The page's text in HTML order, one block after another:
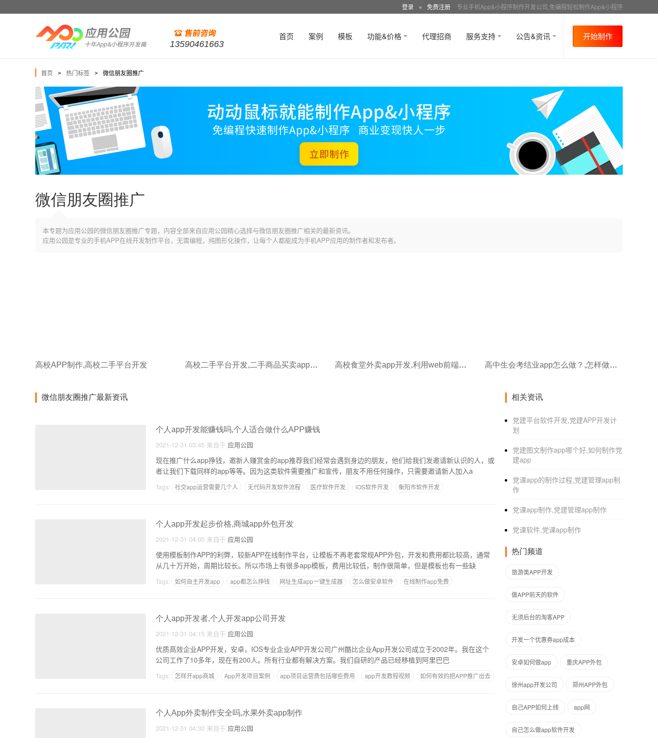
登录 ● 免费注册 专业手机App&小程序制作开发公司,免编程轻松制作App&小程序
13590461663
首页 案例 模板 功能&价格 代理招商 服务支持 公告&资讯 开始制作
首页 > 热门标签 > 微信朋友圈推广
微信朋友圈推广
本专题为应用公园的微信朋友圈推广专题，内容全部来自应用公园精心选择与微信朋友圈推广相关的最新资讯。
应用公园是专业的手机APP在线开发制作平台，无需编程，纯图形化操作，让每个人都能成为手机APP应用的制作者和发布者。
高校APP制作,高校二手平台开发 高校二手平台开发,二手商品买卖app开发难点 高校食堂外卖app开发,利用web前端开发外卖app的好处 高中生会考结业app怎么做？,怎样做一个app软件
微信朋友圈推广最新资讯
个人app开发能赚钱吗,个人适合做什么APP赚钱
2021-12-31 03:45 来自于 应用公园
现在推广什么app挣钱，邀新人赚赏金的app推荐我们经常会遇到身边的朋友，他们给我们发邀请新认识的人，或
者让我们下载同样的app等等。因为这类软件需要推广和宣传，朋友不用任何操作，只需要邀请新人加入a
Tags: 社交app运营需要几个人 无代码开发软件流程 医疗软件开发 iOS软件开发
衡阳市软件开发
个人app开发起步价格,商城app外包开发
2021-12-31 04:00 来自于 应用公园
使用模板制作APP的利弊，较新APP在线制作平台，让模板不再老套常规APP外包，开发和费用都比较高，通常
从几十万开始，周期比较长。所以市场上有很多app模板，费用比较低，制作很简单，但是模板也有一些缺
Tags: 如何自主开发app app都怎么挣钱 网址生成app一键生成器 怎么做安卓软件
在线制作app免费
个人app开发者,个人开发app公司开发
2021-12-31 04:15 来自于 应用公园
优质高效企业APP开发，安卓，IOS专业企业APP开发公司广州酷比企业App开发公司成立于2002年。我在这个
公司工作了10多年，现在有200人。所有行业都有解决方案。我们自研的产品已经移植到阿里巴巴
Tags: 怎样开app商城 App开发项目案例 app项目运营费包括哪些费用 app开发教程视频
如何有效的把APP推广出去
个人App外卖制作安全吗,水果外卖app制作
2021-12-31 04:30 来自于 应用公园
相关资讯
党建平台软件开发,党建APP开发计
划
党建图文制作app哪个好,如何制作党
建app
党课app的制作过程,党建管理app制
作
党课app制作,党建管理app制作
党课软件,党课app制作
热门频道
旅游类APP开发
做APP前天的软件
无须后台的淘客APP
开发一个优惠券app成本
安卓如何做app 重庆APP外包
徐州app开发公司 郑州APP外包
自己APP如何上线 app网
自己怎么做app软件开发